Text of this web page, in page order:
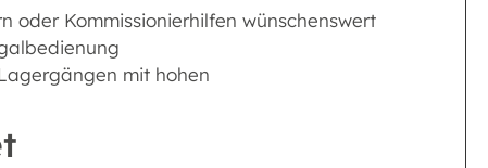
oder Kommissionierhilfen wünschenswert
mit hohen